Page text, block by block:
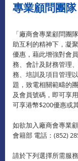
專業顧問團隊
「廠商會專業顧問團
助互利的精神下，凝
優惠，藉此增強對會
務、會計及財務管理
務、培訓及項目管理
題，致電相關範疇的
及會員號碼，即可享
可享港幣$200優惠或
如欲加入廠商會專業
會籍部 電話：(852)
請於下列選擇所需服